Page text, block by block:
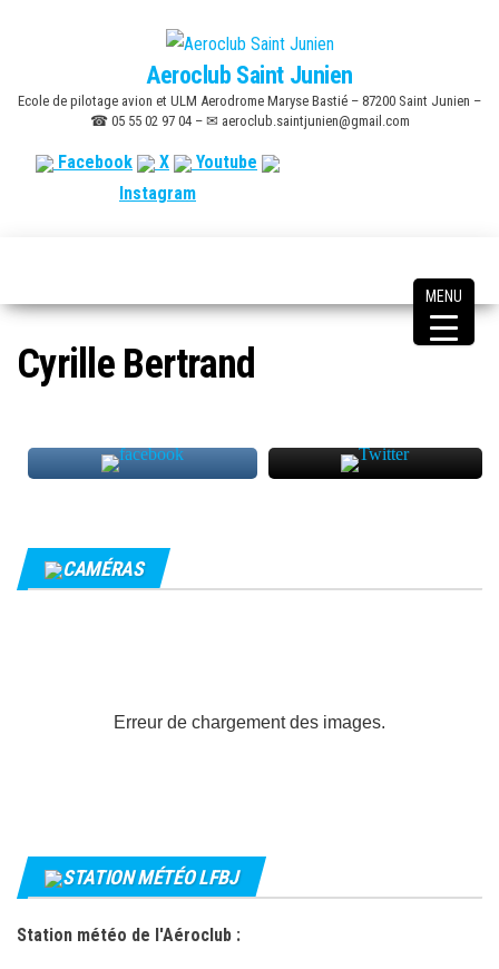
content
Aeroclub Saint Junien
Ecole de pilotage avion et ULM Aerodrome Maryse Bastié – 87200 Saint Junien –
☎ 05 55 02 97 04 – ✉ aeroclub.saintjunien@gmail.com
Facebook X
Youtube
Instagram
Cyrille Bertrand
CAMÉRAS
Erreur de chargement des images.
STATION MÉTÉO LFBJ
Station météo de l'Aéroclub :
MENU